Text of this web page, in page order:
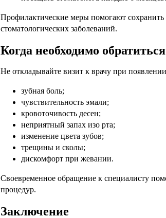
Профилактические меры помогают сохранить
стоматологических заболеваний.
Когда необходимо
Не откладывайте визит к врачу при
зубная боль;
чувствительность эмали;
кровоточивость десен;
неприятный запах изо рта;
изменение цвета зубов;
трещины и сколы;
дискомфорт при жевании.
Своевременное обращение к специалисту
процедур.
Заключение